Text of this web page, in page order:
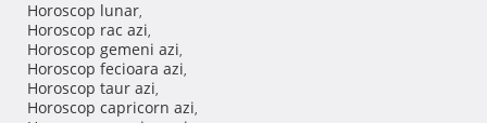
Horoscop lunar,
Horoscop rac azi,
Horoscop gemeni azi,
Horoscop fecioara azi,
Horoscop taur azi,
Horoscop capricorn azi,